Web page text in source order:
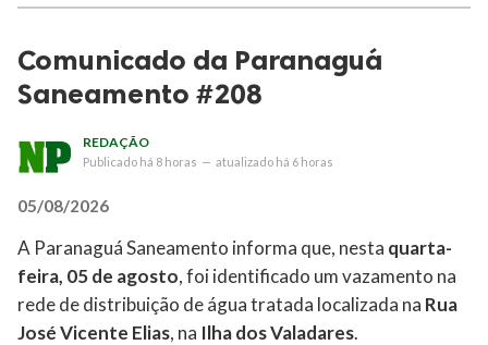
Comunicado da Paranaguá
Saneamento #208
REDAÇÃO
Publicado há 8 horas — atualizado há 6 horas
05/08/2026
A Paranaguá Saneamento informa que, nesta quarta-
feira, 05 de agosto, foi identificado um vazamento na
rede de distribuição de água tratada localizada na Rua
José Vicente Elias, na Ilha dos Valadares.